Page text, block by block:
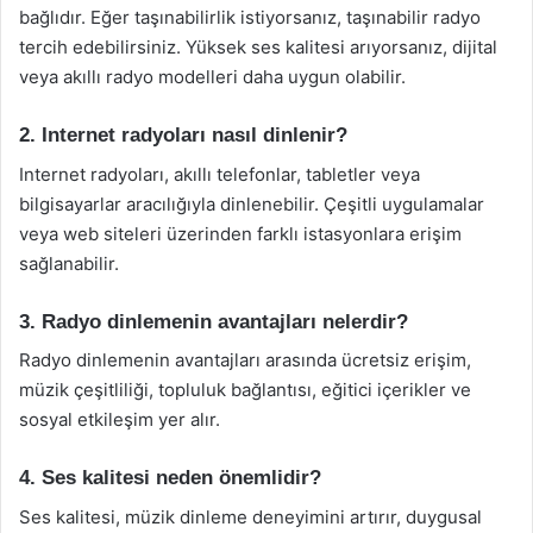
bağlıdır. Eğer taşınabilirlik istiyorsanız, taşınabilir radyo
tercih edebilirsiniz. Yüksek ses kalitesi arıyorsanız, dijital
veya akıllı radyo modelleri daha uygun olabilir.
2. Internet radyoları nasıl dinlenir?
Internet radyoları, akıllı telefonlar, tabletler veya
bilgisayarlar aracılığıyla dinlenebilir. Çeşitli uygulamalar
veya web siteleri üzerinden farklı istasyonlara erişim
sağlanabilir.
3. Radyo dinlemenin avantajları nelerdir?
Radyo dinlemenin avantajları arasında ücretsiz erişim,
müzik çeşitliliği, topluluk bağlantısı, eğitici içerikler ve
sosyal etkileşim yer alır.
4. Ses kalitesi neden önemlidir?
Ses kalitesi, müzik dinleme deneyimini artırır, duygusal